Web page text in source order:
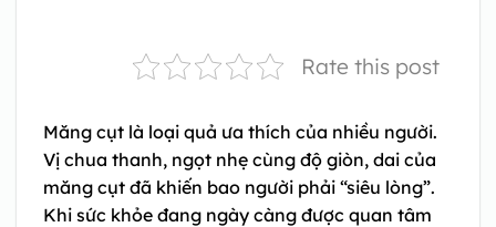
Rate this post
Măng cụt là loại quả ưa thích của nhiều người.
Vị chua thanh, ngọt nhẹ cùng độ giòn, dai của
măng cụt đã khiến bao người phải “siêu lòng”.
Khi sức khỏe đang ngày càng được quan tâm